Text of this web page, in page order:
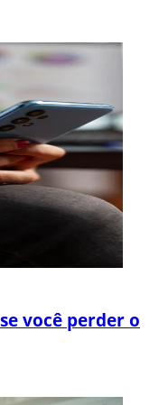
você perder o